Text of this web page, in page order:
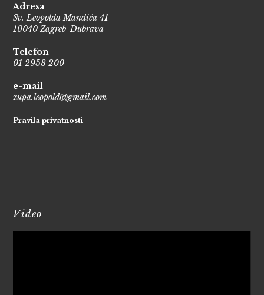
Adresa
Sv. Leopolda Mandića 41
10040 Zagreb-Dubrava
Telefon
01 2958 200
e-mail
zupa.leopold@gmail.com
Pravila privatnosti
Video